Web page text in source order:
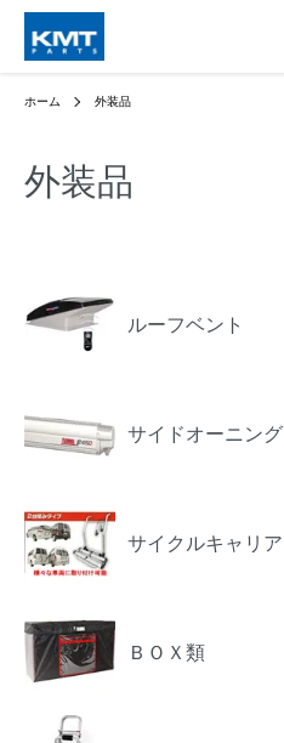
ホーム 外装品
外装品
ルーフベント
サイドオーニング
サイクルキャリア
ＢＯＸ類